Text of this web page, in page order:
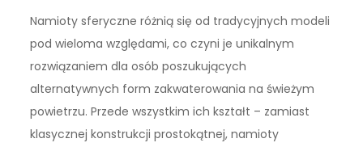
Namioty sferyczne różnią się od tradycyjnych modeli
pod wieloma względami, co czyni je unikalnym
rozwiązaniem dla osób poszukujących
alternatywnych form zakwaterowania na świeżym
powietrzu. Przede wszystkim ich kształt – zamiast
klasycznej konstrukcji prostokątnej, namioty